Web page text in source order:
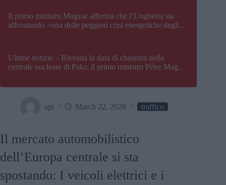
Il primo ministro Magyar afferma che l’Ungheria sta
affrontando «una delle peggiori crisi energetiche degli
Ultime notizie – Rivelata la data di chiusura della
centrale nucleare di Paks; il primo ministro Péter Magyar
api March 22, 2026 traffico
Il mercato automobilistico
dell’Europa centrale si sta
spostando: I veicoli elettrici e i